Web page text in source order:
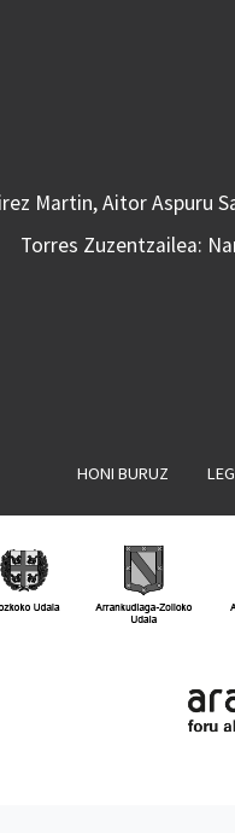
Martin, Aitor Aspuru
Torres Zuzentzailea:
HONI BURUZ